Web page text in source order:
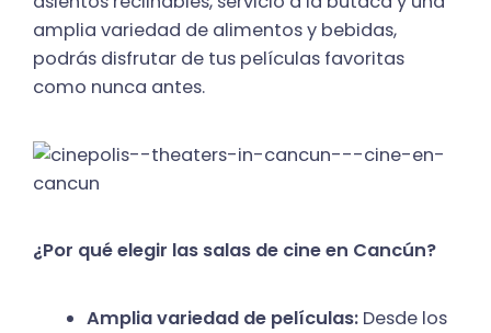
amplia variedad de alimentos y bebidas,
podrás disfrutar de tus películas favoritas
como nunca antes.
¿Por qué elegir las salas de cine en Cancún?
Amplia variedad de películas: Desde los